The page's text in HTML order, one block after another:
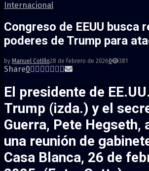
Internacional
Congreso de EEUU busca
poderes de Trump para
by Manuel Cotillo28 de febrero de 20260 381
Share0
El presidente de
Trump (izda.) y el
Guerra, Pete Hegseth,
una reunión de
Casa Blanca, 26 de